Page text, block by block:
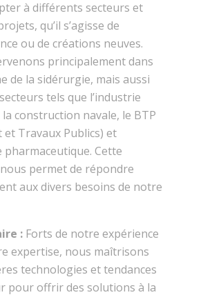
à différents secteurs et
qu’il s’agisse de
ou de créations neuves.
principalement dans
de la sidérurgie, mais aussi
tels que l’industrie
construction navale, le BTP
et Travaux Publics) et
pharmaceutique. Cette
permet de répondre
aux divers besoins de notre
: Forts de notre expérience
expertise, nous maîtrisons
technologies et tendances
pour offrir des solutions à la